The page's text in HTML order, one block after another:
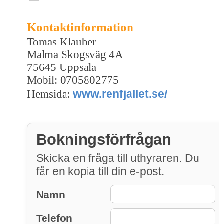
Kontaktinformation
Tomas Klauber
Malma Skogsväg 4A
75645 Uppsala
Mobil: 0705802775
Hemsida: www.renfjallet.se/
Bokningsförfrågan
Skicka en fråga till uthyraren. Du
får en kopia till din e-post.
Namn
Telefon